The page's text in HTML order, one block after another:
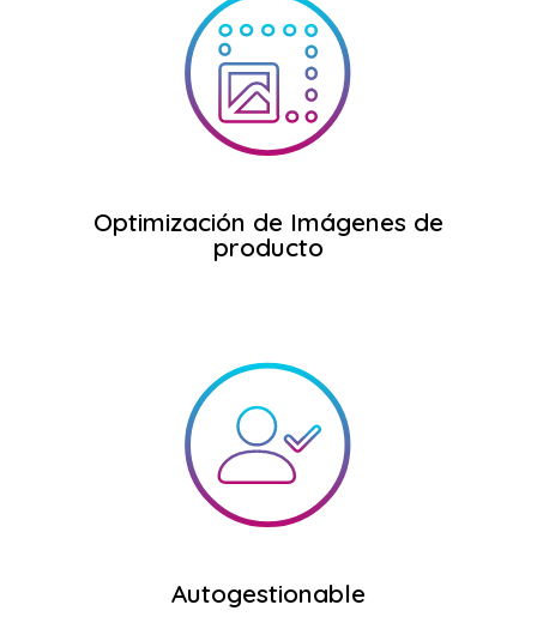
Optimización de Imágenes de
producto
Optimizaremos la carga y peso de las
imágenes para favorecer el
funcionamiento de tu tienda online.
Autogestionable
Te enseñaremos a cómo controlar tu
tienda online desde la palma de tu mano
con subida de productos, gestión de
pedidos, stock, etc.